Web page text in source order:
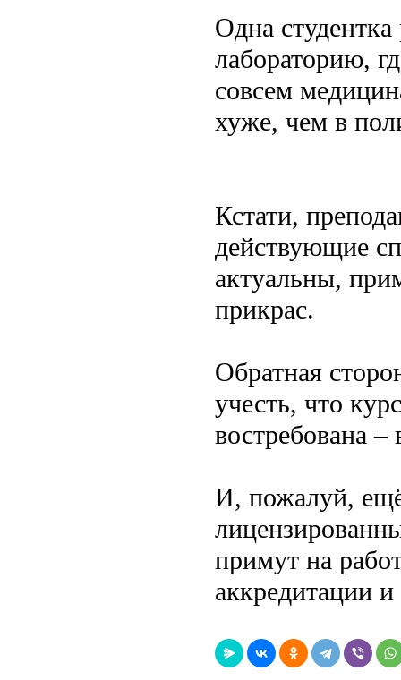
Одна студентка
лабораторию,
совсем
хуже, чем в
Кстати,
действующие
актуальны,
прикрас.
Обратная
учесть, что
востребована
И, пожалуй,
примут на
аккредитации